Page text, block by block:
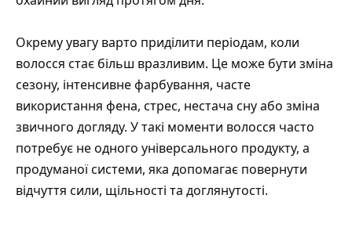
Окрему увагу варто приділити періодам, коли
волосся стає більш вразливим. Це може бути зміна
сезону, інтенсивне фарбування, часте
використання фена, стрес, нестача сну або зміна
звичного догляду. У такі моменти волосся часто
потребує не одного універсального продукту, а
продуманої системи, яка допомагає повернути
відчуття сили, щільності та доглянутості.